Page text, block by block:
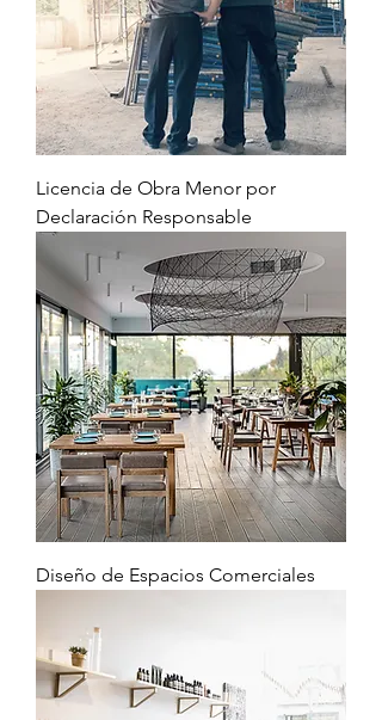
Licencia de Obra Menor por
Declaración Responsable
Diseño de Espacios Comerciales